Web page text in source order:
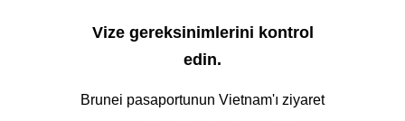
Vize gereksinimlerini kontrol
edin.
Brunei pasaportunun Vietnam'ı ziyaret